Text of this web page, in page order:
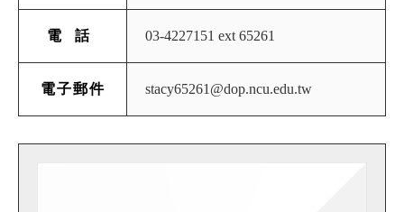
電話 03-4227151 ext 65261
電子郵件 stacy65261@dop.ncu.edu.tw